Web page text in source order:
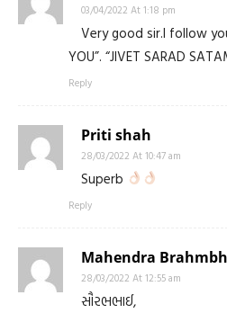
03/04/2022 At 1:18 pm
Very good sir.I follow
YOU”. “JIVET SARAD
Reply
Priti shah
28/03/2022 At 10:47 am
Superb
Reply
Mahendra
28/03/2022 At 12:55 am
સૌરભભાઈ,